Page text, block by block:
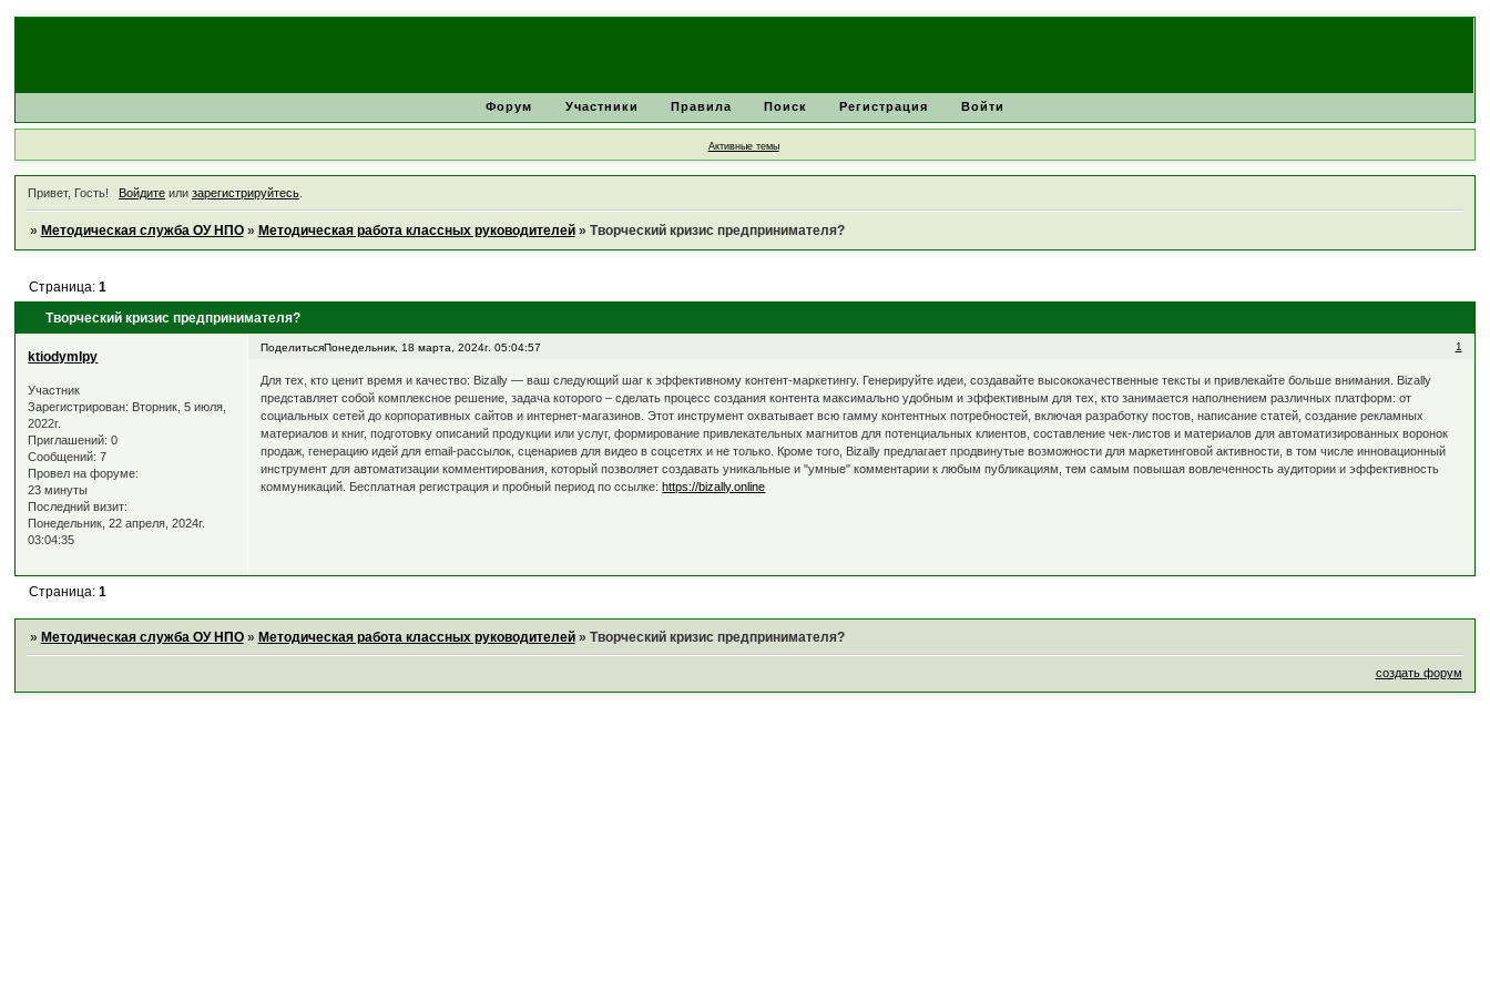
Форум Участники Правила Поиск Регистрация Войти
Активные темы
Привет, Гость! Войдитеили зарегистрируйтесь.
» Методическая служба ОУ НПО » Методическая работа классных руководителей » Творческий кризис предпринимателя?
Творческий кризис предпринимателя?
Страница: 1
Поделиться 1
Понедельник, 18 марта, 2024г. 05:04:57
ktiodymlpy
Участник
Зарегистрирован: Вторник, 5 июля,
2022г.
Приглашений: 0
Сообщений: 7
Провел на форуме:
23 минуты
Последний визит:
Понедельник, 22 апреля, 2024г.
03:04:35
Для тех, кто ценит время и качество: Bizally — ваш следующий шаг к эффективному контент-маркетингу. Генерируйте идеи, создавайте высококачественные тексты и привлекайте больше внимания. Bizally
представляет собой комплексное решение, задача которого – сделать процесс создания контента максимально удобным и эффективным для тех, кто занимается наполнением различных платформ: от
социальных сетей до корпоративных сайтов и интернет-магазинов. Этот инструмент охватывает всю гамму контентных потребностей, включая разработку постов, написание статей, создание рекламных
материалов и книг, подготовку описаний продукции или услуг, формирование привлекательных магнитов для потенциальных клиентов, составление чек-листов и материалов для автоматизированных воронок
продаж, генерацию идей для email-рассылок, сценариев для видео в соцсетях и не только. Кроме того, Bizally предлагает продвинутые возможности для маркетинговой активности, в том числе инновационный
инструмент для автоматизации комментирования, который позволяет создавать уникальные и "умные" комментарии к любым публикациям, тем самым повышая вовлеченность аудитории и эффективность
коммуникаций. Бесплатная регистрация и пробный период по ссылке:https://bizally.online
Страница: 1
» Методическая служба ОУ НПО » Методическая работа классных руководителей » Творческий кризис предпринимателя?
создать форум